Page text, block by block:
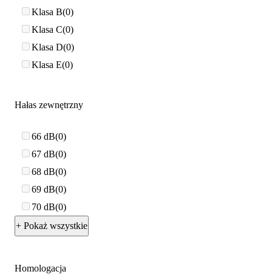
Klasa B 0
Klasa C 0
Klasa D 0
Klasa E 0
Hałas zewnętrzny
66 dB 0
67 dB 0
68 dB 0
69 dB 0
70 dB 0
+ Pokaż wszystkie
Homologacja